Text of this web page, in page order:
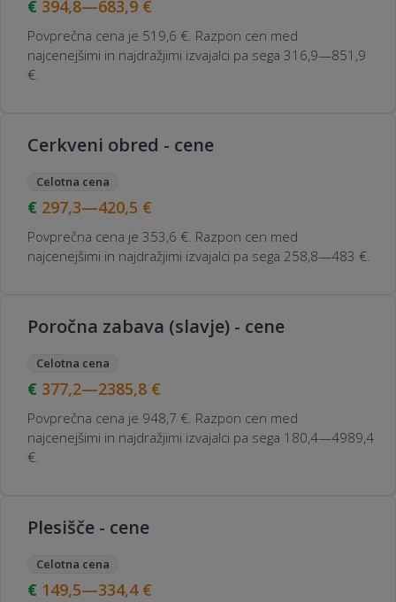
394,8—683,9 €
Povprečna cena je 519,6 €. Razpon cen med
najcenejšimi in najdražjimi izvajalci pa sega 316,9—851,9
€.
Cerkveni obred - cene
Celotna cena
297,3—420,5 €
Povprečna cena je 353,6 €. Razpon cen med
najcenejšimi in najdražjimi izvajalci pa sega 258,8—483 €.
Poročna zabava (slavje) - cene
Celotna cena
377,2—2385,8 €
Povprečna cena je 948,7 €. Razpon cen med
najcenejšimi in najdražjimi izvajalci pa sega 180,4—4989,4
€.
Plesišče - cene
Celotna cena
149,5—334,4 €